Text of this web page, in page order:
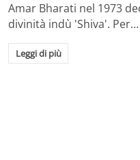
Amar Bharati nel 1973
divinità indù 'Shiva'. Per…
Leggi di più